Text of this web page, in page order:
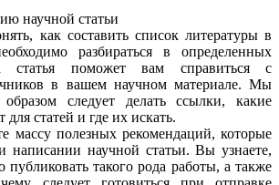
научной статьи
как составить список литературы в
разбираться в определенных
статья поможет вам справиться с
в вашем научном материале. Мы
следует делать ссылки, какие
статей и где их искать.
массу полезных рекомендаций, которые
написании научной статьи. Вы узнаете,
такого рода работы, а также